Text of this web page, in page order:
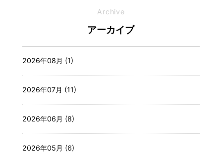
Archive
アーカイブ
2026年08月 (1)
2026年07月 (11)
2026年06月 (8)
2026年05月 (6)